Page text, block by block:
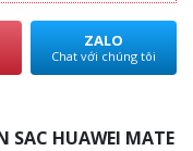
ZALO
Chat với chúng tôi
SAC HUAWEI MATE